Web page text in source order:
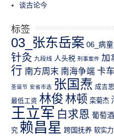
谈古论今
标签
03_张东岳案 06_病
针灸 九段线 人头税 刑事案件 加
行 南方周末 南海争端 卡
圣诞节 安省市选 张国焘 成吉
最低工资 林俊 林顿 栾菊杰
王立军 白求恩 葡萄
究 赖昌星 跨国抚养 软实力